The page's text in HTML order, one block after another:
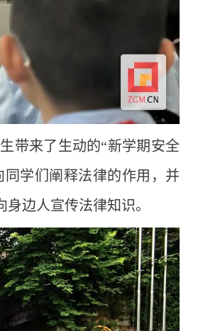
带来了生动的“新学期安全
同学们阐释法律的作用，并
边人宣传法律知识。